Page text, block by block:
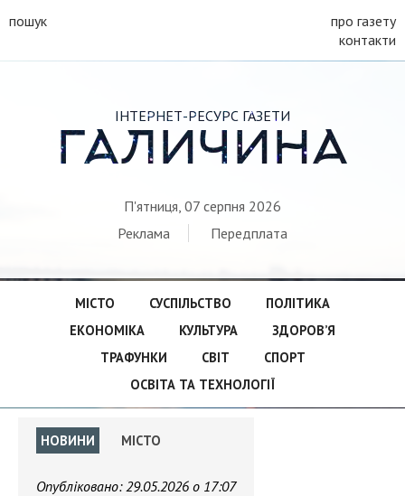
пошук
про газету
контакти
ІНТЕРНЕТ-РЕСУРС ГАЗЕТИ
ГАЛИЧИНА
П'ятниця, 07 серпня 2026
Реклама
Передплата
МІСТО СУСПІЛЬСТВО
ПОЛІТИКА
ЕКОНОМІКА
КУЛЬТУРА
ЗДОРОВ’Я
ТРАФУНКИ
СВІТ
СПОРТ
ОСВІТА ТА ТЕХНОЛОГІЇ
НОВИНИ МІСТО
Опубліковано:29.05.2026 о 17:07